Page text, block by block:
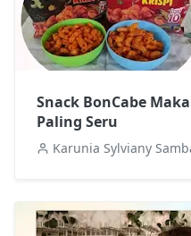
Snack BonCabe
Paling Seru
Karunia Sylviany